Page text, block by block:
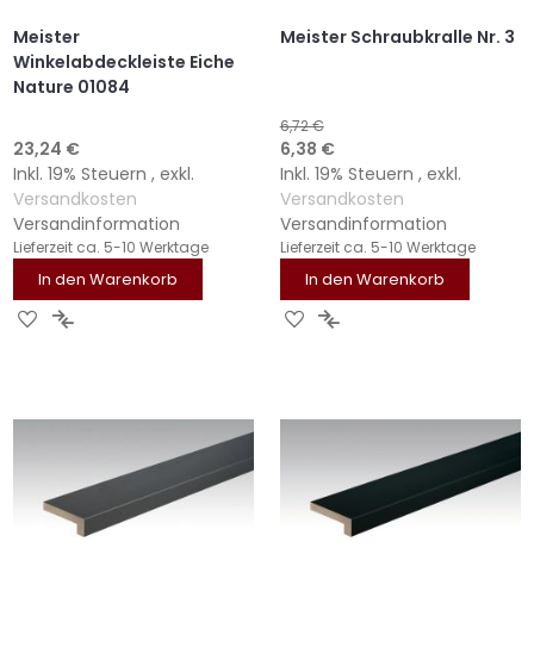
Meister
Winkelabdeckleiste Eiche
Nature 01084
23,24 €
Inkl. 19% Steuern , exkl.
Versandkosten
Versandinformation
Lieferzeit ca. 5-10 Werktage
In den Warenkorb
ZURZUR
Meister Schraubkralle Nr. 3
6,72 €
Sonderangebot
6,38 €
Inkl. 19% Steuern , exkl.
Versandkosten
Versandinformation
Lieferzeit ca. 5-10 Werktage
In den Warenkorb
ZURZUR